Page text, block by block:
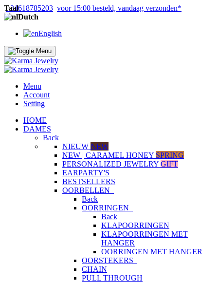
+31618785203 voor 15:00 besteld, vandaag verzonden*
Taal
Dutch
English
Menu
Account
Setting
HOME
DAMES
Back
NIEUW NEW
NEW | CARAMEL HONEY SPRING
PERSONALIZED JEWELRY GIFT
EARPARTY'S
BESTSELLERS
OORBELLEN
Back
OORRINGEN
Back
KLAPOORRINGEN
KLAPOORRINGEN MET
HANGER
OORRINGEN MET HANGER
OORSTEKERS
CHAIN
PULL THROUGH